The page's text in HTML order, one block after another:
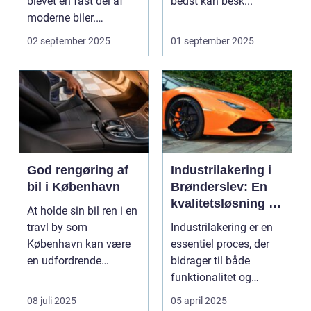
moderne biler.
Systemet g...
02 september 2025 01 september 2025
God rengøring af
bil i København
At holde sin bil ren i en
travl by som
København kan være
en udfordrende
08 juli 2025
Industrilakering i
Brønderslev: En
kvalitetsløsning til
dit næste projekt
Industrilakering er en
essentiel proces, der
bidrager til både
funktionalitet og
æstetik...
05 april 2025